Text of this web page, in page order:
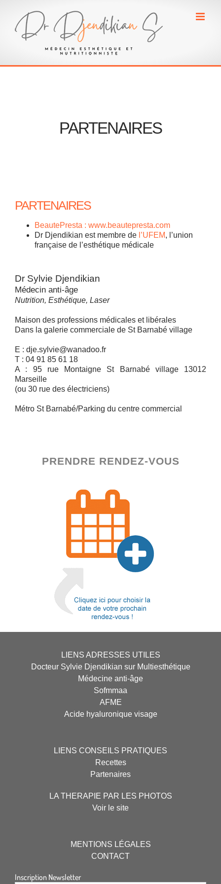
contenu
PARTENAIRES
PARTENAIRES
BeautePresta : www.beautepresta.com
Dr Djendikian est membre de l’UFEM, l’union
française de l’esthétique médicale
Dr Sylvie Djendikian
Médecin anti-âge
Nutrition, Esthétique, Laser
Maison des professions médicales et libérales
Dans la galerie commerciale de St Barnabé village
E : dje.sylvie@wanadoo.fr
T : 04 91 85 61 18
A : 95 rue Montaigne St Barnabé village 13012
Marseille
(ou 30 rue des électriciens)
Métro St Barnabé/Parking du centre commercial
PRENDRE RENDEZ-VOUS
LIENS ADRESSES UTILES
Docteur Sylvie Djendikian sur Multiesthétique
Médecine anti-âge
Sofmmaa
AFME
Acide hyaluronique visage
LIENS CONSEILS PRATIQUES
Recettes
Partenaires
LA THERAPIE PAR LES PHOTOS
Voir le site
MENTIONS LÉGALES
CONTACT
Inscription Newsletter